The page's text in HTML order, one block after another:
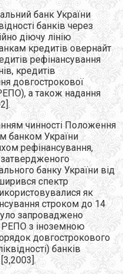
банк України
банків через
діючу лінію
кредитів овернайт
рефінансування
кредитів
довгострокової
а також надання
чинності Положення
банком України
рефінансування,
затвердженого
банку України від
спектр
як
строком до 14
запроваджено
РЕПО з іноземною
довгострокового
банків